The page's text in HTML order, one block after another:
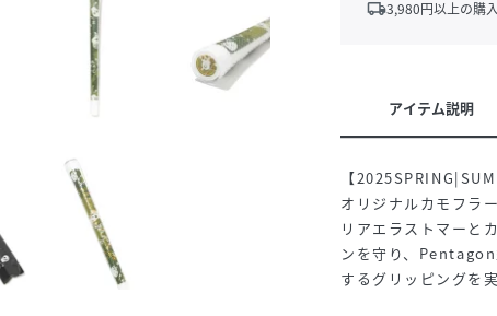
local_shipping3,980円以上の購
アイテム説明
【
オリジナルカモフラ
リアエラストマーと
ンを守り、
するグリッピングを実